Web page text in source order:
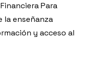
Para
la enseñanza
y acceso al